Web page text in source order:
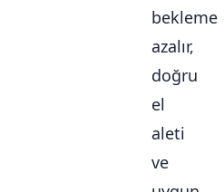
bekleme
azalır,
doğru
el
aleti
ve